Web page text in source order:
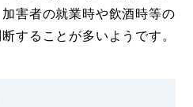
害者の就業時や飲酒時等の
することが多いようです。